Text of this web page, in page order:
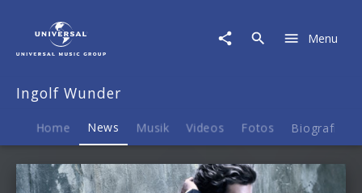
News
Menu
Ingolf Wunder
Home News Musik Videos Fotos Biografie